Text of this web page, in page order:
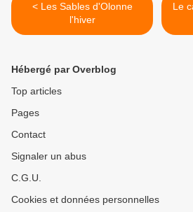
< Les Sables d'Olonne
l'hiver
Hébergé par Overblog
Top articles
Pages
Contact
Signaler un abus
C.G.U.
Cookies et données personnelles